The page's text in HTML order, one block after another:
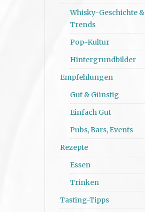
Whisky-Geschichte &
Trends
Pop-Kultur
Hintergrundbilder
Empfehlungen
Gut & Günstig
Einfach Gut
Pubs, Bars, Events
Rezepte
Essen
Trinken
Tasting-Tipps